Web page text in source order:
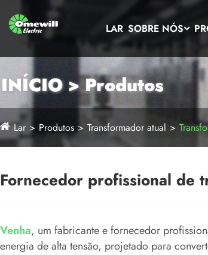
LAR SOBRE NÓS
INÍCIO > Produtos
Lar Produtos Transformador atual
Fornecedor profissional de
Venha, um fabricante e fornecedor
energia de alta tensão, projetado para